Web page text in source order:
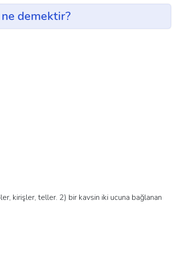
evtâr ~ اوتار ne demektir?
kirişler, teller. 2) bir kavsin iki ucuna bağlanan